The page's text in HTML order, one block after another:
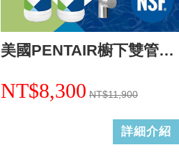
美國PENTAIR櫥下雙管生飲淨水設備活性炭加強除鉛F2200(0.5微米)+基本安裝
NT$8,300 NT$11,900
詳細介紹